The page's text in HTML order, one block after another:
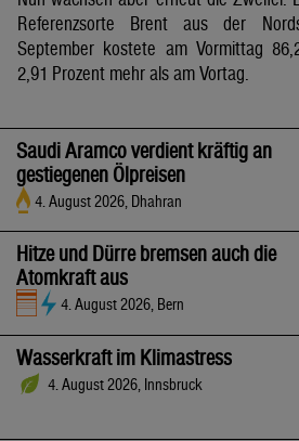
Referenzsorte Brent aus der
September kostete am Vormittag
2,91 Prozent mehr als am Vortag.
Saudi Aramco verdient kräftig an
gestiegenen Ölpreisen
4. August 2026, Dhahran
Hitze und Dürre bremsen auch die
Atomkraft aus
4. August 2026, Bern
Wasserkraft im Klimastress
4. August 2026, Innsbruck